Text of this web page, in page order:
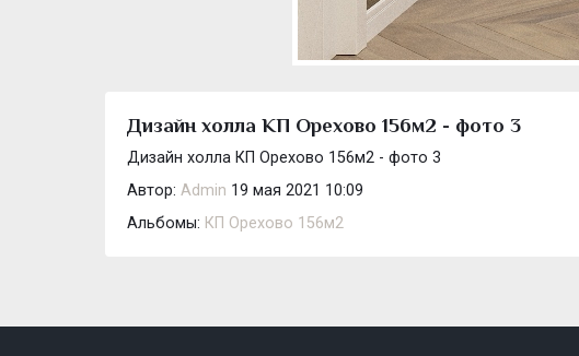
Дизайн холла КП Орехово 156м2 - фото 3
Дизайн холла КП Орехово 156м2 - фото 3
Автор: Admin 19 мая 2021 10:09
Альбомы: КП Орехово 156м2